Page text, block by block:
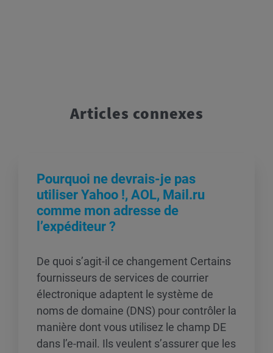
Articles connexes
Pourquoi ne devrais-je pas
utiliser Yahoo !, AOL, Mail.ru
comme mon adresse de
l’expéditeur ?
De quoi s’agit-il ce changement Certains
fournisseurs de services de courrier
électronique adaptent le système de
noms de domaine (DNS) pour contrôler la
manière dont vous utilisez le champ DE
dans l’e-mail. Ils veulent s’assurer que les